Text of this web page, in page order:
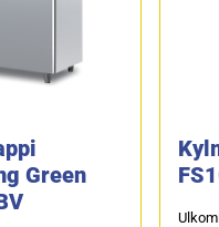
Green